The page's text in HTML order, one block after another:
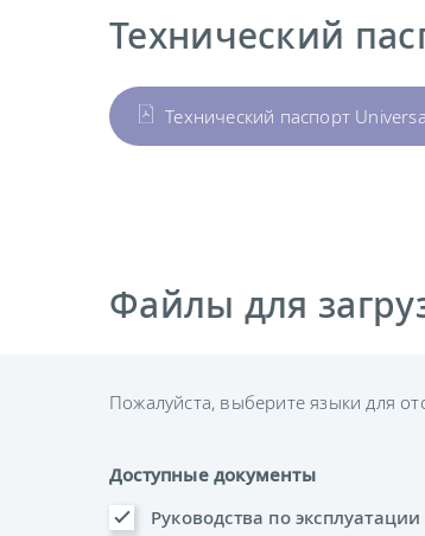
Технический
Технический паспорт
Файлы для
Пожалуйста, выберите языки для
Доступные документы
Руководства по эксплуатации